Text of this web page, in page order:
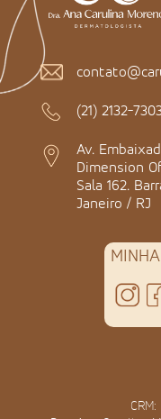
(21) 2132-
Av.
Dimension
Sala 162.
Janeiro / RJ